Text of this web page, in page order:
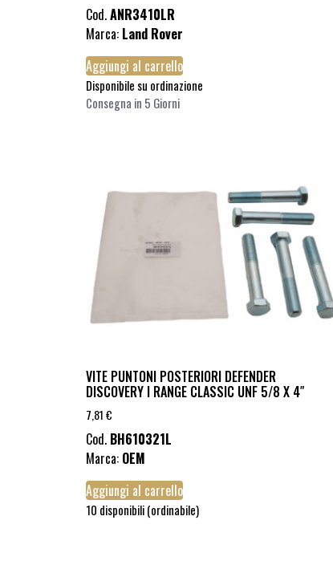
Cod.ANR3410LR
Marca: Land Rover
Aggiungi al carrello
Disponibile su ordinazione
Consegna in 5 Giorni
VITE PUNTONI POSTERIORI DEFENDER
DISCOVERY I RANGE CLASSIC UNF 5/8 X 4″
7,81€
Cod. BH610321L
Marca: OEM
Aggiungi al carrello
10 disponibili (ordinabile)